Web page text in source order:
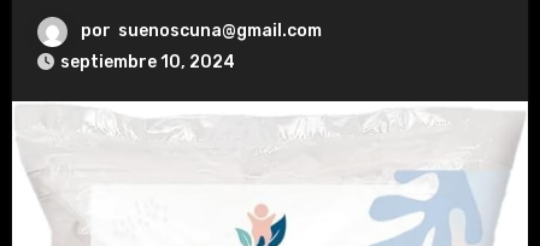
por suenoscuna@gmail.com
septiembre 10, 2024